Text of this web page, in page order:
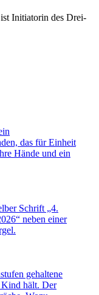
Initiatorin des Drei-